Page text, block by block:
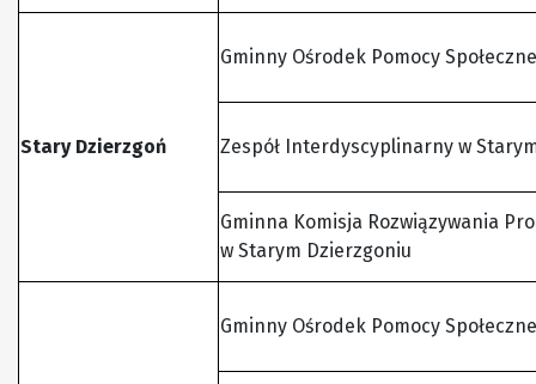
Stary Dzierzgoń
Gminny Ośrodek Pomocy
Zespół Interdyscyplinarny w
Gminna Komisja Rozwiązywania
w Starym Dzierzgoniu
Gminny Ośrodek Pomocy